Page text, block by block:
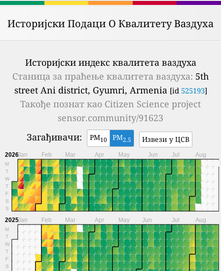
Историјски Подаци О Квалитету Ваздуха
Историјски индекс квалитета ваздуха
Станица за праћење квалитета ваздуха: 5th
street Ani district, Gyumri, Armenia [id 525193]
Такође познат као Citizen Science project
sensor.community/91623
Загађивачи:
PM10 PM2.5 Извези у ЦСВ
2026
M
T
W
T
F
S
S
Jan Feb Mar Apr May Jun Jul Aug
2025
M
T
W
T
F
S
Jan Feb Mar Apr May Jun Jul Aug